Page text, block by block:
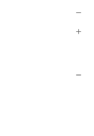
remove
add
remove